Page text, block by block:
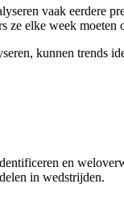
vaak eerdere
elke week moeten
kunnen trends
en
in wedstrijden.